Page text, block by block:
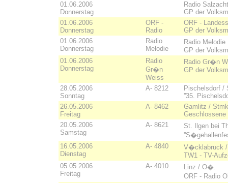
01.06.2006
Donnerstag
Radio
GP der
01.06.2006
Donnerstag
ORF -
Radio
ORF -
GP der
01.06.2006
Donnerstag
Radio
Melodie
Radio
GP der
01.06.2006
Donnerstag
Radio
Gr�n
Weiss
Radio Gr�n
GP der
28.05.2006
Sonntag
A- 8212
Pischelsdorf /
''35.
26.05.2006
Freitag
A- 8462
Gamlitz /
20.05.2006
Samstag
A- 8621
St. Ilgen bei
16.05.2006
Dienstag
A- 4840
V�cklabruck
TW1 - TV-
05.05.2006
Freitag
A- 4010
Linz / O�.
ORF - Radio